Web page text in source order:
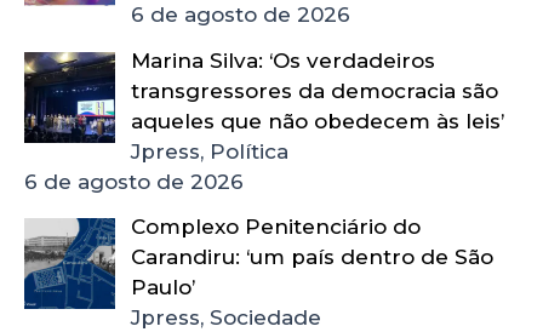
6 de agosto de 2026
Marina Silva: ‘Os verdadeiros
transgressores da democracia são
aqueles que não obedecem às leis’
Jpress, Política
6 de agosto de 2026
Complexo Penitenciário do
Carandiru: ‘um país dentro de São
Paulo’
Jpress, Sociedade